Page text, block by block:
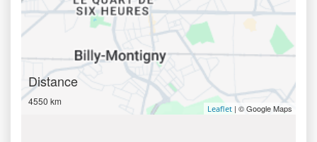
Distance
4550 km
Leaflet | © Google Maps